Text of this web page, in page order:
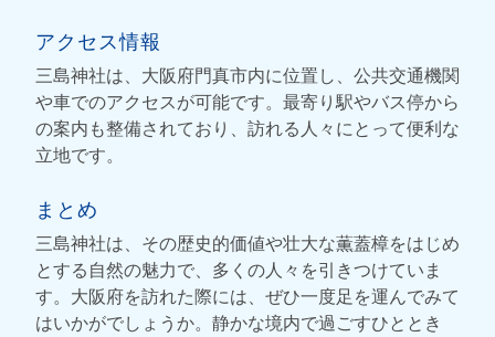
アクセス情報
三島神社は、大阪府門真市内に位置し、公共交通機関
や車でのアクセスが可能です。最寄り駅やバス停から
の案内も整備されており、訪れる人々にとって便利な
立地です。
まとめ
三島神社は、その歴史的価値や壮大な薫蓋樟をはじめ
とする自然の魅力で、多くの人々を引きつけていま
す。大阪府を訪れた際には、ぜひ一度足を運んでみて
はいかがでしょうか。静かな境内で過ごすひととき